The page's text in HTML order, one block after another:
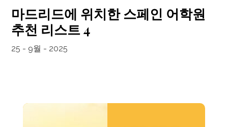
마드리드에 위치한 스페인 어학원
추천 리스트 4
25 - 9월 - 2025